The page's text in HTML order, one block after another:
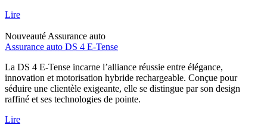
Lire
Nouveauté Assurance auto
Assurance auto DS 4 E-Tense
La DS 4 E-Tense incarne l’alliance réussie entre élégance,
innovation et motorisation hybride rechargeable. Conçue pour
séduire une clientèle exigeante, elle se distingue par son design
raffiné et ses technologies de pointe.
Lire